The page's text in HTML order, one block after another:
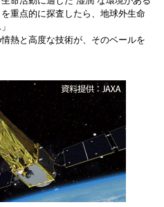
重点的に探査したら、地球外生命
熱と高度な技術が、そのベールを